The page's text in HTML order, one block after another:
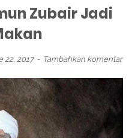
Zubair Jadi
22, 2017 Tambahkan komentar